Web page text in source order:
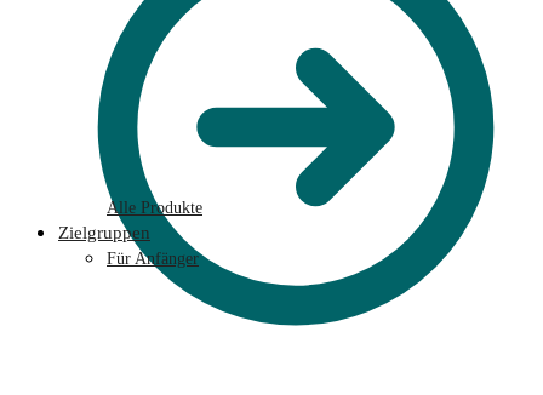
Alle Produkte
Zielgruppen
Für Anfänger